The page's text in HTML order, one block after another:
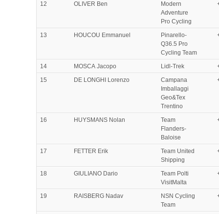
12 OLIVER Ben
Modern
Adventure
Pro Cycling
13 HOUCOU Emmanuel
Pinarello-
Q36.5 Pro
Cycling Team
14 MOSCA Jacopo Lidl-Trek
15
DE LONGHI Lorenzo
Campana
Imballaggi
Geo&Tex
Trentino
16 HUYSMANS Nolan
Team
Flanders-
Baloise
17 FETTER Erik
Team United
Shipping
18 GIULIANO Dario
Team Polti
VisitMalta
19 RAISBERG Nadav
NSN Cycling
Team